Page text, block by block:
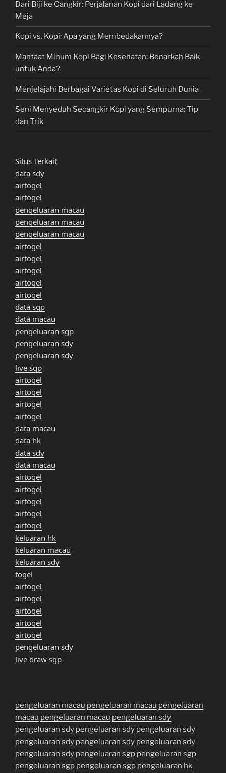
Dari Biji ke Cangkir: Perjalanan Kopi dari Ladang ke
Meja
Kopi vs. Kopi: Apa yang Membedakannya?
Manfaat Minum Kopi Bagi Kesehatan: Benarkah Baik
untuk Anda?
Menjelajahi Berbagai Varietas Kopi di Seluruh Dunia
Seni Menyeduh Secangkir Kopi yang Sempurna: Tip
dan Trik
Situs Terkait
data sdy
airtogel
airtogel
pengeluaran macau
pengeluaran macau
pengeluaran macau
airtogel
airtogel
airtogel
airtogel
airtogel
data sgp
data macau
pengeluaran sgp
pengeluaran sdy
pengeluaran sdy
live sgp
airtogel
airtogel
airtogel
airtogel
data macau
data hk
data sdy
data macau
airtogel
airtogel
airtogel
airtogel
airtogel
keluaran hk
keluaran macau
keluaran sdy
togel
airtogel
airtogel
airtogel
airtogel
airtogel
pengeluaran sdy
live draw sgp
pengeluaran macau pengeluaran macau pengeluaran
macau pengeluaran macau pengeluaran sdy
pengeluaran sdy pengeluaran sdy pengeluaran sdy
pengeluaran sdy pengeluaran sdy pengeluaran sdy
pengeluaran sdy pengeluaran sgp pengeluaran sgp
pengeluaran sgp pengeluaran sgp pengeluaran hk